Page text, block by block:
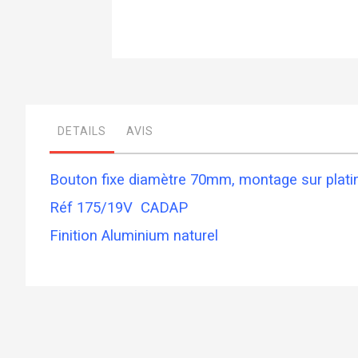
images
DETAILS
Bouton fixe diamètre 70mm, montage sur
Réf 175/19V CADAP
Finition Aluminium naturel
AVIS